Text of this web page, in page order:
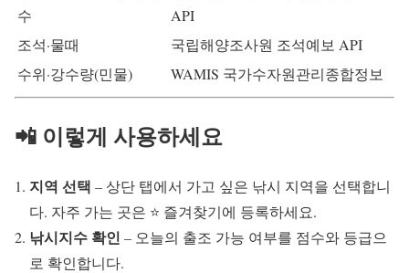
수
API
조석·물때
국립해양조사원 조석예보 API
수위·강수량(민물)
WAMIS 국가수자원관리종합정보
📲 이렇게 사용하세요
지역 선택 – 상단 탭에서 가고 싶은 낚시 지역을 선택합니
다. 자주 가는 곳은 ⭐ 즐겨찾기에 등록하세요.
낚시지수 확인 – 오늘의 출조 가능 여부를 점수와 등급으
로 확인합니다.